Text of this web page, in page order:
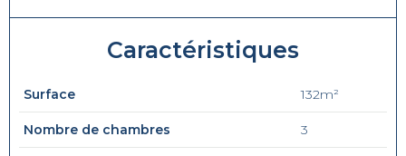
Caractéristiques
Surface 132m²
Nombre de chambres 3